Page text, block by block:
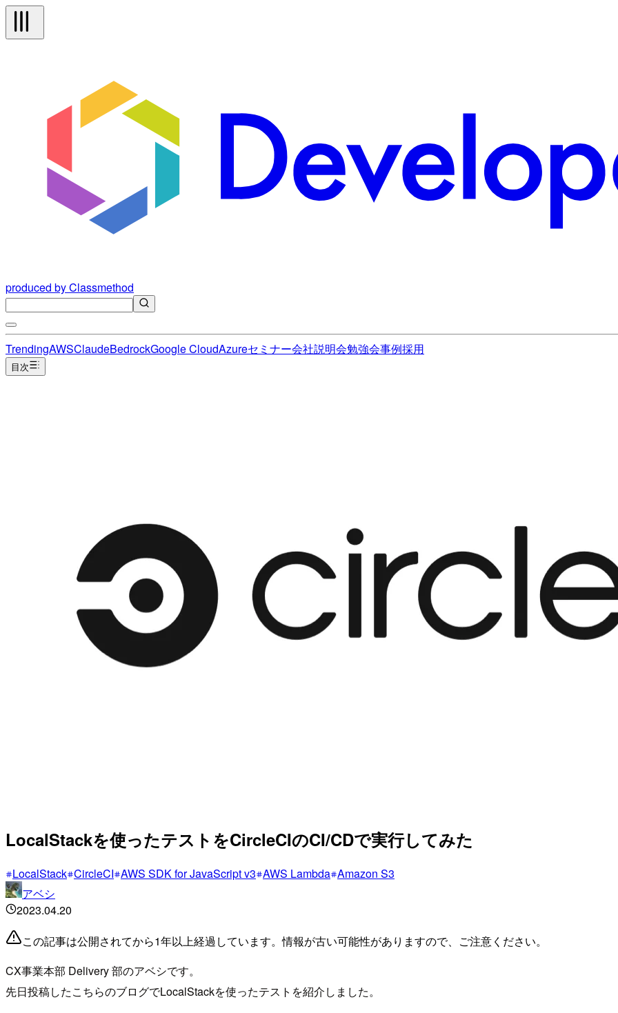
produced by Classmethod
TrendingAWSClaudeBedrockGoogle CloudAzureセミナー会社説明会勉強会事例採用
目次
LocalStackを使ったテストをCircleCIのCI/CDで実行してみた
LocalStack CircleCI AWS SDK for JavaScript v3 AWS Lambda Amazon S3
アベシ
2023.04.20
この記事は公開されてから1年以上経過しています。情報が古い可能性がありますので、ご注意ください。
CX事業本部 Delivery 部のアベシです。
先日投稿したこちらのブログでLocalStackを使ったテストを紹介しました。